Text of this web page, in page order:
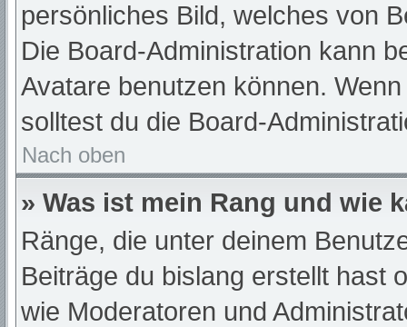
persönliches Bild, welches von
Die Board-Administration kann
Avatare benutzen können.
solltest du die Board-
Nach oben
» Was ist mein Rang und wie
Ränge, die unter deinem
Beiträge du bislang erstellt hast
wie Moderatoren und